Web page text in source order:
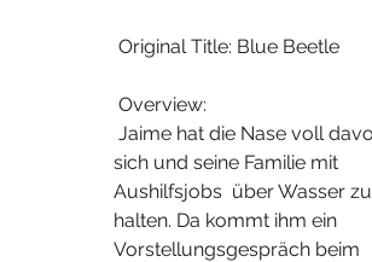
Original Title: Blue Beetle
Overview:
sich und seine Familie mit
Aushilfsjobs  über Wasser zu
halten. Da kommt ihm ein
Vorstellungsgespräch beim